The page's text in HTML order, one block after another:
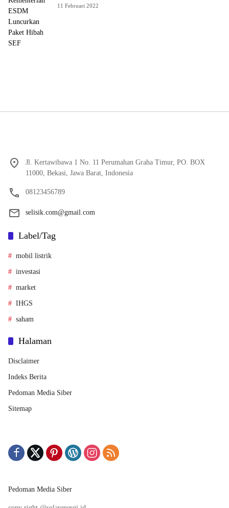
11 Februari 2022
Jl. Kertawibawa 1 No. 11 Perumahan Graha Timur, PO. BOX
11000, Bekasi, Jawa Barat, Indonesia
08123456789
selisik.com@gmail.com
Label/Tag
mobil listrik
investasi
market
IHGS
saham
Halaman
Disclaimer
Indeks Berita
Pedoman Media Siber
Sitemap
Pedoman Media Siber